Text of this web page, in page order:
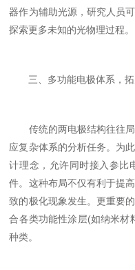
器作为辅助光源，研究人员
探索更多未知的光物理过程。
三、多功能电极体系，拓
传统的两电极结构往往局
应复杂体系的分析任务。为
计理念，允许同时接入参比
件。这种布局不仅有利于提
致的极化现象发生。更重要
合各类功能性涂层(如纳米材
种类。